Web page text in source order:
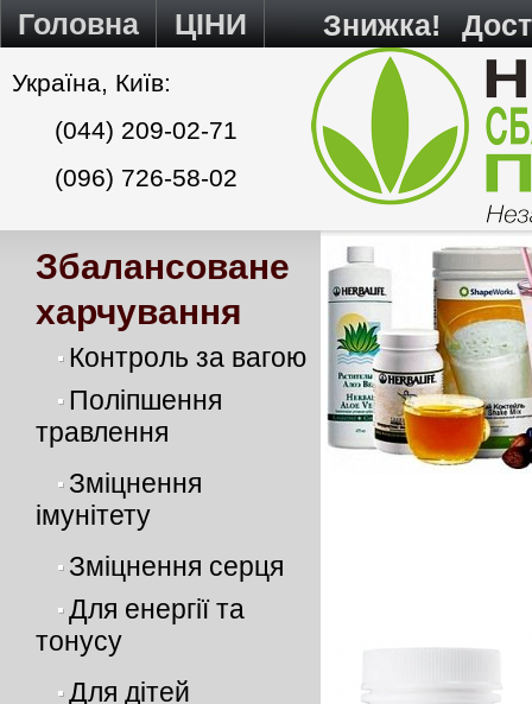
Головна ЦІНИ Знижка!
Україна, Київ:
(044) 209-02-71
(096) 726-58-02
Збалансоване
харчування
Контроль за вагою
Поліпшення
травлення
Зміцнення
імунітету
Зміцнення серця
Для енергії та
тонусу
Для дітей